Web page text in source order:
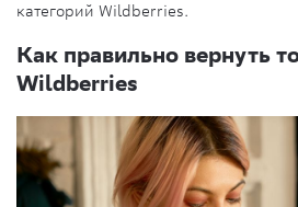
категорий Wildberries.
Как правильно вернуть
Wildberries